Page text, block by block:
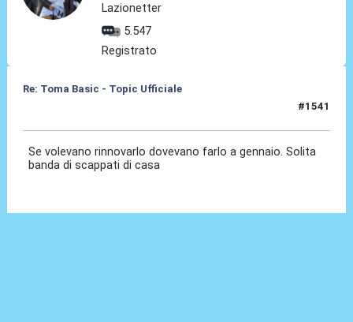
Lazionetter
5.547
Registrato
Re: Toma Basic - Topic Ufficiale
#1541
Se volevano rinnovarlo dovevano farlo a gennaio. Solita
banda di scappati di casa